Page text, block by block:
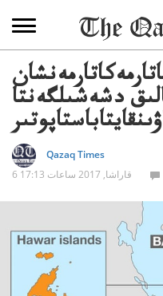
دشەشىلگەنتا
Qazaq Times
6 قاراشا, 2017 ساعات 17:13